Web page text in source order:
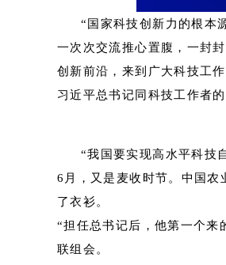
“国家科技创新力的根本
一次次交流推心置腹，一封
创新前沿，来到广大科技工
习近平总书记同科技工作者
“我国要实现高水平科技
6月，又是麦收时节。中国农
了衣衫。
“担任总书记后，他第一个来
联组会。